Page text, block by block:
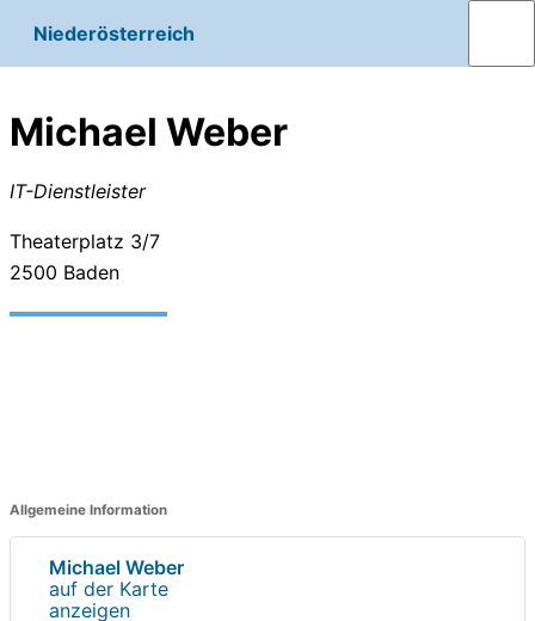
Niederösterreich
Michael Weber
IT-Dienstleister
Theaterplatz 3/7
2500 Baden
Allgemeine Information
Michael Weber
auf der Karte
anzeigen